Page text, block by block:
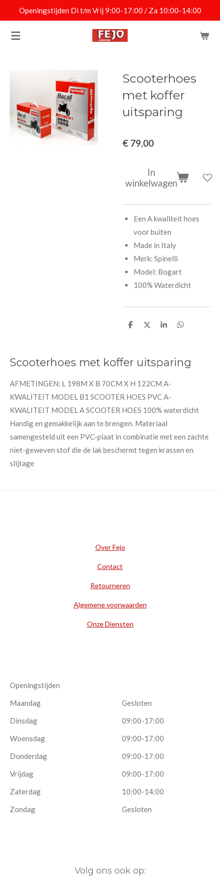
naar
Openingstijden Di t/m Vrij 9:00-17:00 / Za 10:00-14:00
Scooterhoes
met koffer
uitsparing
€ 79,00
In
winkelwagen
Een A kwaliteit hoes
voor buiten
Made in Italy
Merk: Spinelli
Model: Bogart
100% Waterdicht
D
D
S
D
Scooterhoes met koffer uitsparing
AFMETINGEN: L 198M X B 70CM X H 122CM A-
KWALITEIT MODEL B1 SCOOTER HOES PVC A-
KWALITEIT MODEL A SCOOTER HOES 100% waterdicht
Handig en gemakkelijk aan te brengen. Materiaal
samengesteld uit een PVC-plaat in combinatie met een zachte
niet-geweven stof die de lak beschermt tegen krassen en
slijtage
Over Fejo
Contact
Retourneren
Algemene voorwaarden
Onze Diensten
Openingstijden
Maandag
Gesloten
Dinsdag
09:00-17:00
Woensdag
09:00-17:00
Donderdag
09:00-17:00
Vrijdag
09:00-17:00
Zaterdag
10:00-14:00
Zondag
Gesloten
Volg ons ook op: